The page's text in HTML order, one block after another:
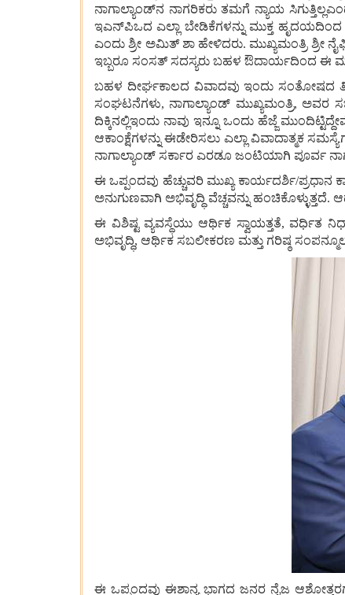
ನಾಗಾಲ್ಯಾಂಡ್‌ನ ನಾಗರಿಕರು ತಮಗೆ ನ್ಯಾಯ
ಇಎನ್‌ಪಿಒದ ಎಲ್ಲಾ ಬೇಡಿಕೆಗಳನ್ನು ಮುಕ್ತ ಹೃದಯದಿಂದ
ಎಂದು ಶ್ರೀ ಅಮಿತ್‌ ಶಾ ಹೇಳಿದರು. ಮುಖ್ಯಮಂತ್ರಿ ಶ್ರೀ
ಇಬ್ಬರೂ ಸಂಸತ್‌ ಸದಸ್ಯರು ಬಹಳ ಔದಾರ್ಯದಿಂದ ಈ
ಬಹಳ ದೀರ್ಘಕಾಲದ ವಿವಾದವು ಇಂದು ಸಂತೋಷದ
ಸಂಘಟನೆಗಳು, ನಾಗಾಲ್ಯಾಂಡ್‌ ಮುಖ್ಯಮಂತ್ರಿ, ಅವರ
ದಿಕ್ಕಿನಲ್ಲಿಇಂದು ನಾವು ಇನ್ನೂ ಒಂದು ಹೆಜ್ಜೆ
ಆಕಾಂಕ್ಷೆಗಳನ್ನು ಈಡೇರಿಸಲು ಎಲ್ಲಾ ವಿವಾದಾತ್ಮಕ
ನಾಗಾಲ್ಯಾಂಡ್‌ ಸರ್ಕಾರ ಎರಡೂ ಜಂಟಿಯಾಗಿ ಪೂರ್ವ
ಈ ಒಪ್ಪಂದವು ಹೆಚ್ಚುವರಿ ಮುಖ್ಯ ಕಾರ್ಯದರ್ಶಿ/ಪ್ರಧಾನ
ಅನುಗುಣವಾಗಿ ಅಭಿವೃದ್ಧಿ ವೆಚ್ಚವನ್ನು
ಈ ವಿಶಿಷ್ಟ ವ್ಯವಸ್ಥೆಯು ಆರ್ಥಿಕ ಸ್ವಾಯತ್ತತೆ, ವರ್ಧಿತ
ಅಭಿವೃದ್ಧಿ, ಆರ್ಥಿಕ ಸಬಲೀಕರಣ ಮತ್ತು ಗರಿಷ್ಠ
ಈ ಒಪ್ಪಂದವು ಈಶಾನ್ಯ ಭಾಗದ ಜನರ ನೈಜ